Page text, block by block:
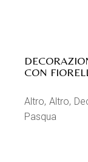
CON
Altro Altro
Pasqua